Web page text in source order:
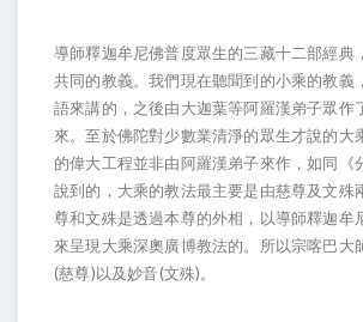
導師釋迦牟尼佛普度眾生的三藏十二部經典
共同的教義。我們現在聽聞到的小乘的教義
語來講的，之後由大迦葉等阿羅漢弟子眾作
來。至於佛陀對少數業清淨的眾生才說的大
的偉大工程並非由阿羅漢弟子來作，如同《
說到的，大乘的教法最主要是由慈尊及文殊
尊和文殊是透過本尊的外相，以導師釋迦牟
來呈現大乘深奧廣博教法的。所以宗喀巴大
(慈尊) 以及妙音(文殊)。